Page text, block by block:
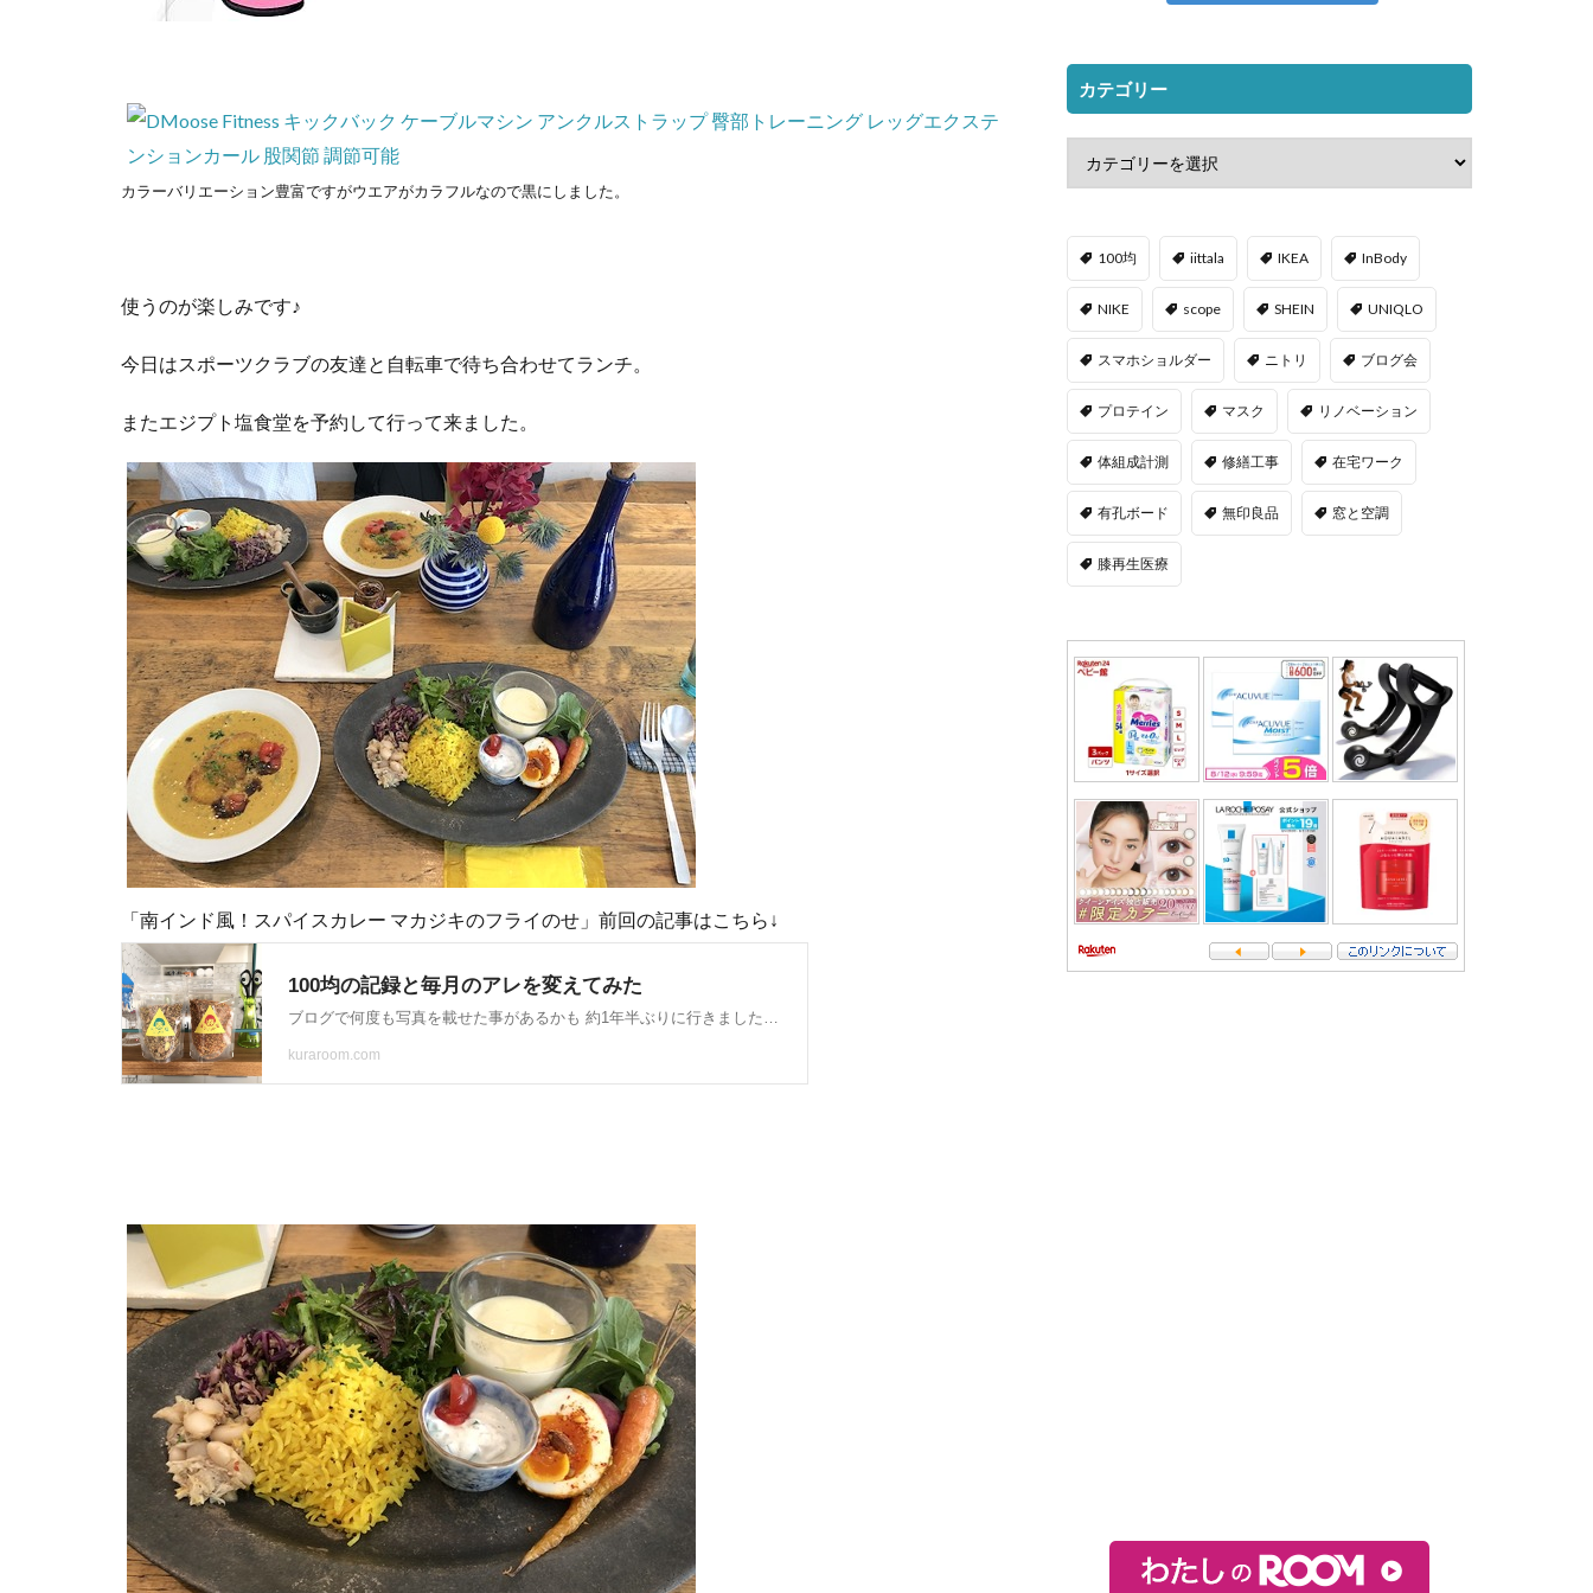
カラーバリエーション豊富ですがウエアがカラフルなので黒にしました。
使うのが楽しみです♪
今日はスポーツクラブの友達と自転車で待ち合わせてランチ。
またエジプト塩食堂を予約して行って来ました。
「南インド風！スパイスカレー マカジキのフライのせ」 前回の記事はこちら↓
カテゴリー
100均 iittala IKEA InBody
NIKE scope SHEIN UNIQLO
スマホショルダー ニトリ ブログ会
プロテイン マスク リノベーション
体組成計測 修繕工事 在宅ワーク
有孔ボード 無印良品 窓と空調
膝再生医療